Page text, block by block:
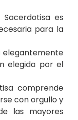
es
para la
elegantemente
elegida por el
comprende
con orgullo y
las mayores